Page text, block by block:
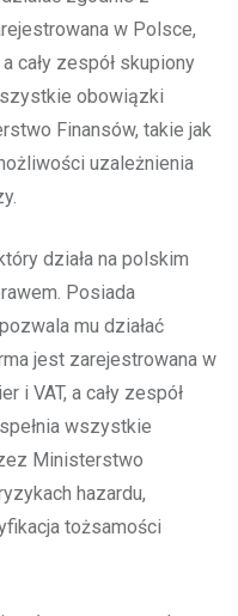
w Polsce,
cały zespół skupiony
obowiązki
Finansów, takie jak
uzależnienia
działa na polskim
Posiada
mu działać
jest zarejestrowana w
i VAT, a cały zespół
wszystkie
Ministerstwo
hazardu,
tożsamości